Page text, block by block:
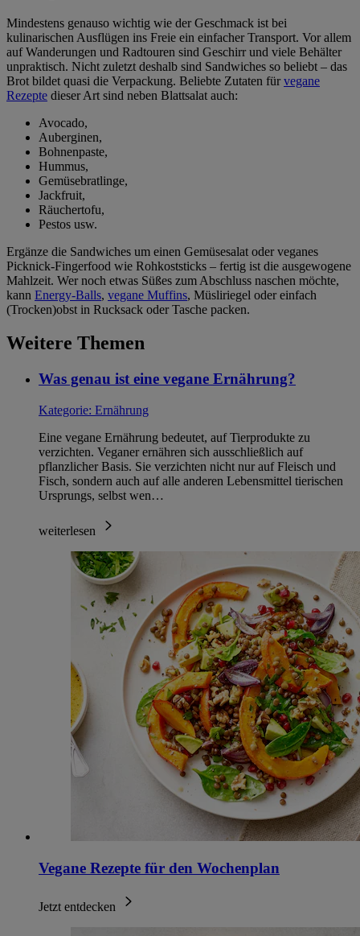
Mindestens genauso wichtig wie der Geschmack ist bei
kulinarischen Ausflügen ins Freie ein einfacher Transport. Vor allem
auf Wanderungen und Radtouren sind Geschirr und viele Behälter
unpraktisch. Nicht zuletzt deshalb sind Sandwiches so beliebt – das
Brot bildet quasi die Verpackung. Beliebte Zutaten fürvegane
Rezepte dieser Art sind neben Blattsalat auch:
Avocado,
Auberginen,
Bohnenpaste,
Hummus,
Gemüsebratlinge,
Jackfruit,
Räuchertofu,
Pestos usw.
Ergänze die Sandwiches um einen Gemüsesalat oder veganes
Picknick-Fingerfood wie Rohkoststicks – fertig ist die ausgewogene
Mahlzeit. Wer noch etwas Süßes zum Abschluss naschen möchte,
kann Energy-Balls, vegane Muffins, Müsliriegel oder einfach
(Trocken)obst in Rucksack oder Tasche packen.
Weitere Themen
Was genau ist eine vegane Ernährung?
Kategorie: Ernährung
Eine vegane Ernährung bedeutet, auf Tierprodukte zu
verzichten. Veganer ernähren sich ausschließlich auf
pflanzlicher Basis. Sie verzichten nicht nur auf Fleisch und
Fisch, sondern auch auf alle anderen Lebensmittel tierischen
Ursprungs, selbst wen…
weiterlesen
Vegane Rezepte für den Wochenplan
Jetzt entdecken